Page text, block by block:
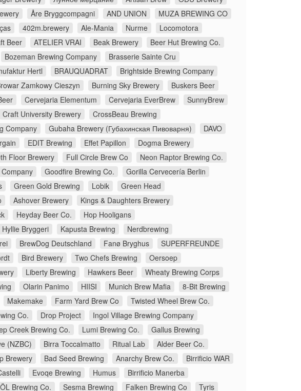
Åre Bryggcompagni AND UNION
MUZA BREWING CO
402m.brewery Ale-Mania Nurme
Locomotora
Beer ATELIER VRAI Beak Brewery
Beer Hut Brewing Co.
Bozeman Brewing Company
Brasserie Sainte Cru
Hertl BRAUQUADRAT
Brightside Brewing Company
Zamkowy Cieszyn Burning Sky Brewery
Buskers Beer
Cervejaria Elementum Cervejaria EverBrew
SunnyBrew
Craft University Brewery
CrossBeau Brewing
Company Gubaha Brewery (Губахинская Пивоварня)
DAVO
EDIT Brewing Effet Papillon
Dogma Brewery
Floor Brewery Full Circle Brew Co
Neon Raptor Brewing Co.
Goodfire Brewing Co.
Gorilla Cervecería Berlin
Green Gold Brewing Lobik
Green Head
Ashover Brewery
Kings & Daughters Brewery
Heyday Beer Co.
Hop Hooligans
Hyllie Bryggeri Kapusta Brewing
Nerdbrewing
BrewDog Deutschland Fanø Bryghus
SUPERFREUNDE
Bird Brewery Two Chefs Brewing
Oersoep
Liberty Brewing Hawkers Beer
Wheaty Brewing Corps
Olarin Panimo HIISI Munich Brew Mafia
8-Bit Brewing
Makemake Farm Yard Brew Co
Twisted Wheel Brew Co.
Co. Drop Project
Ingol Village Brewing Company
Creek Brewing Co. Lumi Brewing Co.
Gallus Brewing
(NZBC) Birra Toccalmatto Ritual Lab
Alder Beer Co.
Brewery Bad Seed Brewing Anarchy Brew Co.
Birrificio WAR
Evoqe Brewing Humus
Birrificio Manerba
Brewing Co. Sesma Brewing Falken Brewing Co Tyris